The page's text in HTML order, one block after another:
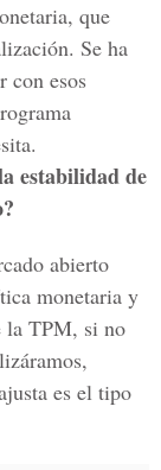
que
Se ha
con esos
estabilidad de
abierto
monetaria y
la TPM, si no
es el tipo